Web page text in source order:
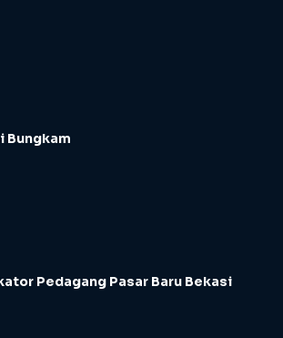
Bungkam
Pedagang Pasar Baru Bekasi